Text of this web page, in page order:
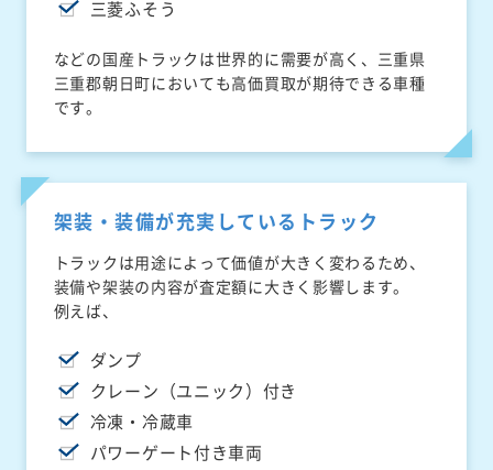
三菱ふそう
などの国産トラックは世界的に需要が高く、三重県
三重郡朝日町においても高価買取が期待できる車種
です。
架装・装備が充実しているトラック
トラックは用途によって価値が大きく変わるため、
装備や架装の内容が査定額に大きく影響します。
例えば、
ダンプ
クレーン（ユニック）付き
冷凍・冷蔵車
パワーゲート付き車両